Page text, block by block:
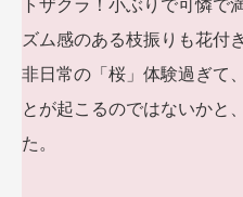
トザクラ！小ぶりで可憐で
ズム感のある枝振りも花付
非日常の「桜」体験過ぎて
とが起こるのではないかと
た。